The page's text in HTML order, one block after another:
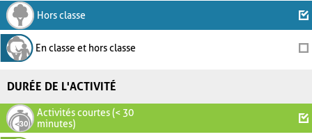
Hors classe
En classe et hors classe
DURÉE DE L'ACTIVITÉ
Activités courtes (< 30
minutes)